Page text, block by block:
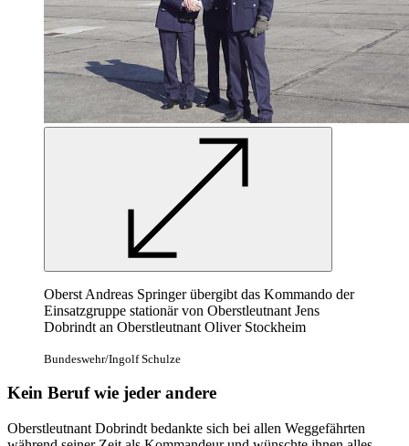
Oberst Andreas Springer übergibt das Kommando der
Einsatzgruppe stationär von Oberstleutnant Jens
Dobrindt an Oberstleutnant Oliver Stockheim
Bundeswehr/Ingolf Schulze
Kein Beruf wie jeder andere
Oberstleutnant Dobrindt bedankte sich bei allen Weggefährten